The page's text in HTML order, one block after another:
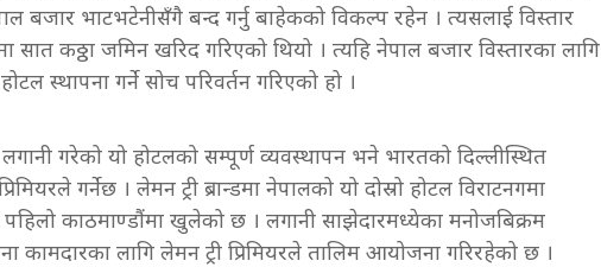
बजार भाटभटेनीसँगै बन्द गर्नु बाहेकको विकल्प रहेन । त्यसलाई विस्तार
सात कठ्ठा जमिन खरिद गरिएको थियो । त्यहि नेपाल बजार विस्तारका लागि
स्थापना गर्ने सोच परिवर्तन गरिएको हो ।
गरेको यो होटलको सम्पूर्ण व्यवस्थापन भने भारतको दिल्लीस्थित
प्रिमियरले गर्नेछ । लेमन ट्री ब्रान्डमा नेपालको यो दोस्रो होटल विराटनगमा
काठमाण्डौंमा खुलेको छ । लगानी साझेदारमध्येका मनोजबिक्रम
लागि लेमन ट्री प्रिमियरले तालिम आयोजना गरिरहेको छ ।